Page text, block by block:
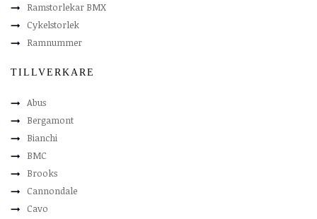
Ramstorlekar BMX
Cykelstorlek
Ramnummer
TILLVERKARE
Abus
Bergamont
Bianchi
BMC
Brooks
Cannondale
Cavo